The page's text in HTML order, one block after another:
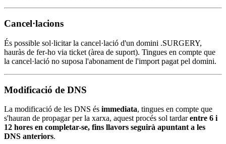
Cancel·lacions
És possible sol·licitar la cancel·lació d'un domini .SURGERY,
hauràs de fer-ho via ticket (àrea de suport). Tingues en compte que
la cancel·lació no suposa l'abonament de l'import pagat pel domini.
Modificació de DNS
La modificació de les DNS és immediata, tingues en compte que
s'hauran de propagar per la xarxa, aquest procés sol tardarentre 6 i
12 hores en completar-se, fins llavors seguirà apuntant a les
DNS anteriors.